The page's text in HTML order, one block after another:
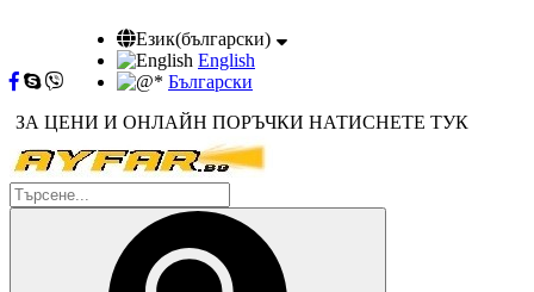
Език(български)
English
Български
ЗА ЦЕНИ И ОНЛАЙН ПОРЪЧКИ НАТИСНЕТЕ ТУК